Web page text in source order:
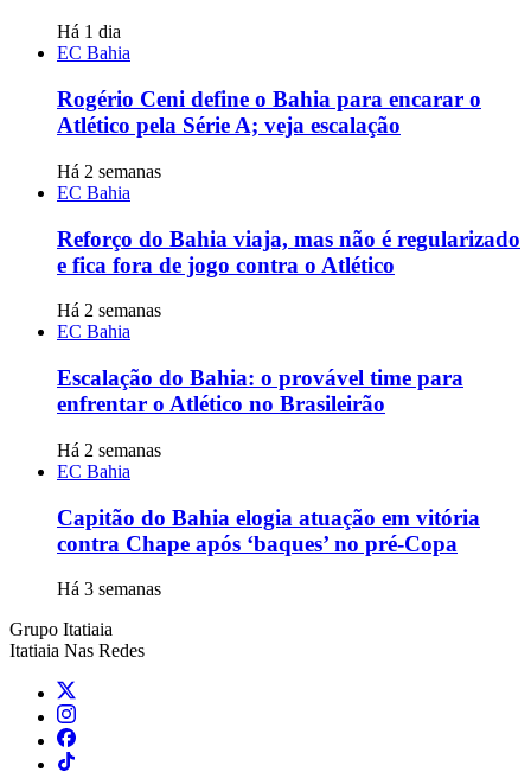
Há 1 dia
EC Bahia
Rogério Ceni define o Bahia para encarar o
Atlético pela Série A; veja escalação
Há 2 semanas
EC Bahia
Reforço do Bahia viaja, mas não é regularizado
e fica fora de jogo contra o Atlético
Há 2 semanas
EC Bahia
Escalação do Bahia: o provável time para
enfrentar o Atlético no Brasileirão
Há 2 semanas
EC Bahia
Capitão do Bahia elogia atuação em vitória
contra Chape após ‘baques’ no pré-Copa
Há 3 semanas
Grupo Itatiaia
Itatiaia Nas Redes